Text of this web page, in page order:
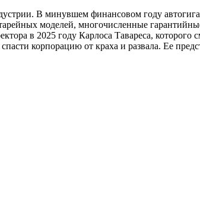
В минувшем финансовом году
моделей, многочисленные
в 2025 году Карлоса Тавареса, которого
корпорацию от краха и развала. Ее